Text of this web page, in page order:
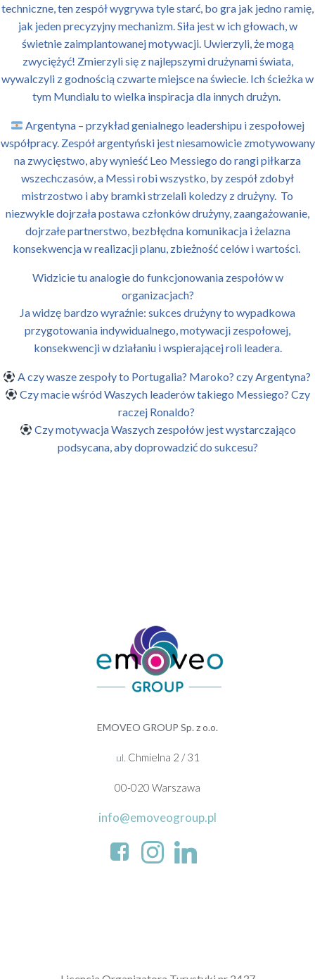
techniczne, ten zespół wygrywa tyle starć, bo gra jak jedno ramię,
jak jeden precyzyjny mechanizm. Siła jest w ich głowach, w
świetnie zaimplantowanej motywacji. Uwierzyli, że mogą
zwyciężyć! Zmierzyli się z najlepszymi drużynami świata,
wywalczyli z godnością czwarte miejsce na świecie. Ich ścieżka w
tym Mundialu to wielka inspiracja dla innych drużyn.
Argentyna – przykład genialnego leadershipu i zespołowej
współpracy. Zespół argentyński jest niesamowicie zmotywowany
na zwycięstwo, aby wynieść Leo Messiego do rangi piłkarza
wszechczasów, a Messi robi wszystko, by zespół zdobył
mistrzostwo i aby bramki strzelali koledzy z drużyny. To
niezwykle dojrzała postawa członków drużyny, zaangażowanie,
dojrzałe partnerstwo, bezbłędna komunikacja i żelazna
konsekwencja w realizacji planu, zbieżność celów i wartości.
Widzicie tu analogie do funkcjonowania zespołów w
organizacjach?
Ja widzę bardzo wyraźnie: sukces drużyny to wypadkowa
przygotowania indywidualnego, motywacji zespołowej,
konsekwencji w działaniu i wspierającej roli leadera.
A czy wasze zespoły to Portugalia? Maroko? czy Argentyna?
Czy macie wśród Waszych leaderów takiego Messiego? Czy
raczej Ronaldo?
Czy motywacja Waszych zespołów jest wystarczająco
podsycana, aby doprowadzić do sukcesu?
EMOVEO GROUP Sp. z o.o.
ul. Chmielna 2 / 31
00-020 Warszawa
info@emoveogroup.pl